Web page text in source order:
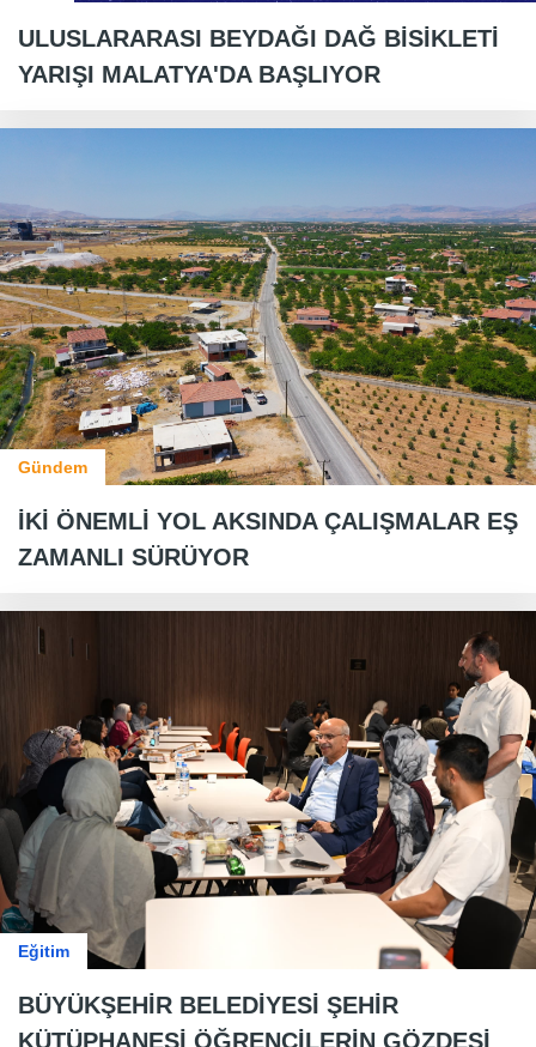
ULUSLARARASI BEYDAĞI DAĞ BİSİKLETİ
YARIŞI MALATYA'DA BAŞLIYOR
Gündem
İKİ ÖNEMLİ YOL AKSINDA ÇALIŞMALAR EŞ
ZAMANLI SÜRÜYOR
Eğitim
BÜYÜKŞEHİR BELEDİYESİ ŞEHİR
KÜTÜPHANESİ ÖĞRENCİLERİN GÖZDESİ